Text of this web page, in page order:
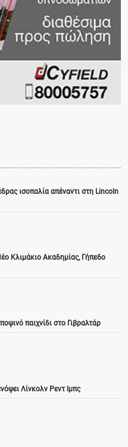
ισοπαλία απέναντι στη Lincoln
Κλιμάκιο Ακαδημίας, Γήπεδο
παιχνίδι στο Γιβραλτάρ
Λίνκολν Ρεντ Ιμπς